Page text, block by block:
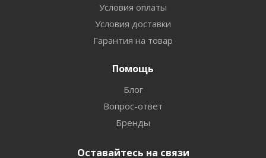
Условия оплаты
Условия доставки
Гарантия на товар
Помощь
Блог
Вопрос-ответ
Бренды
Оставайтесь на связи